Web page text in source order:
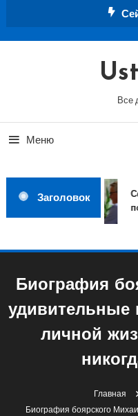
Все
Меню
Заголовок
Биография
удивительные
личной
Главная
Биография боярского